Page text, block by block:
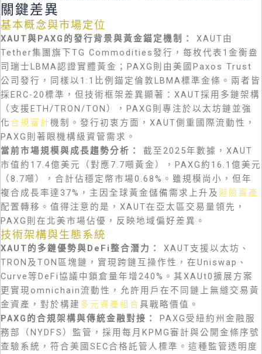
關鍵差異
基本概念與市場定位
XAUT與PAXG的發行背景與黃金錨定機制：
XAUT由
Tether集團旗下TG Commodities發行，每枚代表1金衡盎
司瑞士LBMA認證實體黃金；PAXG則由美國Paxos Trust
公司發行，同樣以1:1比例錨定倫敦LBMA標準金條。兩者皆
採ERC-20標準，但技術框架差異顯著：XAUT採用多鏈架構
（支援ETH/TRON/TON），PAXG則專注於以太坊鏈並強
化 合規審計機制。發行初衷方面，XAUT側重國際流動性，
PAXG則著眼機構級資管需求。
當前市場規模與成長趨勢分析：
截至2025年數據，XAUT
市值約17.4億美元（對應7.7噸黃金），PAXG約16.1億美元
（8.7噸），合計佔穩定幣市場0.68%。雖規模尚小，但年
複合成長率達37%，主因全球黃金儲備需求上升及 避險資產
配置轉移。值得注意的是，XAUT在亞太區交易量領先，
PAXG則在北美市場佔優，反映地域偏好差異。
技術架構與生態系統
XAUT的多鏈優勢與DeFi整合潛力：
XAUT支援以太坊、
TRON及TON區塊鏈，實現跨鏈互操作性，在Uniswap、
Curve等DeFi協議中鎖倉量年增240%。其XAUt0擴展方案
更實現omnichain流動性，允許用戶在不同鏈上無縫交易黃
金資產，對於構建 多元資產組合具戰略價值。
PAXG的合規架構與傳統金融對接：
PAXG受紐約州金融服
務部（NYDFS）監管，採用每月KPMG審計與公開金條序號
查驗系統，符合美國SEC合格託管人標準。這種監管透明度